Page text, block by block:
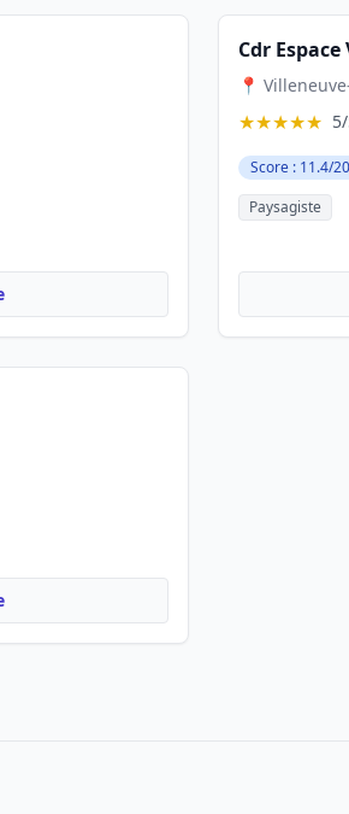
Cdr Espace
📍
★★★★★
Score : 11.4/20
Paysagiste